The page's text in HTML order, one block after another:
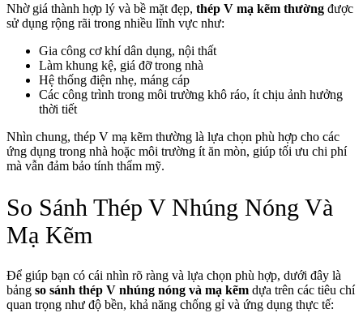
Nhờ giá thành hợp lý và bề mặt đẹp, thép V mạ kẽm thường được
sử dụng rộng rãi trong nhiều lĩnh vực như:
Gia công cơ khí dân dụng, nội thất
Làm khung kệ, giá đỡ trong nhà
Hệ thống điện nhẹ, máng cáp
Các công trình trong môi trường khô ráo, ít chịu ảnh hưởng
thời tiết
Nhìn chung, thép V mạ kẽm thường là lựa chọn phù hợp cho các
ứng dụng trong nhà hoặc môi trường ít ăn mòn, giúp tối ưu chi phí
mà vẫn đảm bảo tính thẩm mỹ.
So Sánh Thép V Nhúng Nóng Và
Mạ Kẽm
Để giúp bạn có cái nhìn rõ ràng và lựa chọn phù hợp, dưới đây là
bảng so sánh thép V nhúng nóng và mạ kẽm dựa trên các tiêu chí
quan trọng như độ bền, khả năng chống gỉ và ứng dụng thực tế: